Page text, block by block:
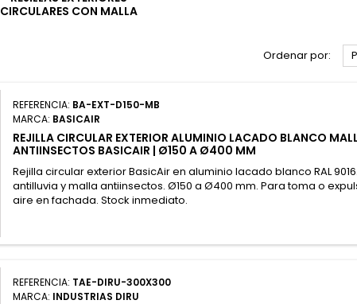
CIRCULARES CON MALLA
Ordenar por:
REFERENCIA: BA-EXT-D150-MB
MARCA: BASICAIR
REJILLA CIRCULAR EXTERIOR ALUMINIO LACADO BLANCO
ANTIINSECTOS BASICAIR | Ø150 A Ø400 MM
Rejilla circular exterior BasicAir en aluminio lacado blanco RAL
antilluvia y malla antiinsectos. Ø150 a Ø400 mm. Para toma o
aire en fachada. Stock inmediato.
REFERENCIA: TAE-DIRU-300X300
MARCA: INDUSTRIAS DIRU